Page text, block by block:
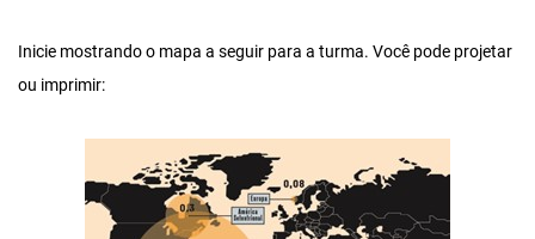
Inicie mostrando o mapa a seguir para a turma. Você pode projetar
ou imprimir: